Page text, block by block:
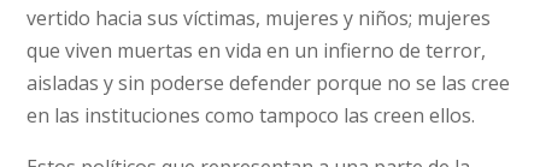
vertido hacia sus víctimas, mujeres y niños; mujeres
que viven muertas en vida en un infierno de terror,
aisladas y sin poderse defender porque no se las cree
en las instituciones como tampoco las creen ellos.